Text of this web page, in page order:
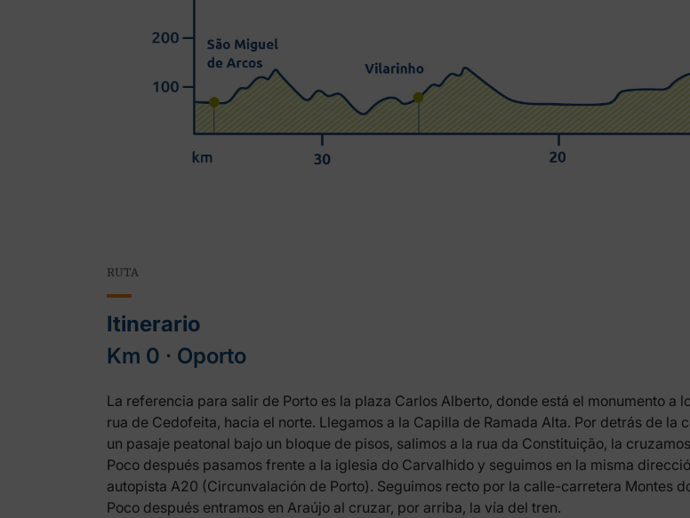
RUTA
Itinerario
Km 0 ‧ Oporto
La referencia para salir de Porto es la plaza Carlos Alberto, donde está el monumento a
rua de Cedofeita, hacia el norte. Llegamos a la Capilla de Ramada Alta. Por detrás de
un pasaje peatonal bajo un bloque de pisos, salimos a la rua da Constituição, la
Poco después pasamos frente a la iglesia do Carvalhido y seguimos en la misma
autopista A20 (Circunvalación de Porto). Seguimos recto por la calle-carretera Montes
Poco después entramos en Araújo al cruzar, por arriba, la vía del tren.